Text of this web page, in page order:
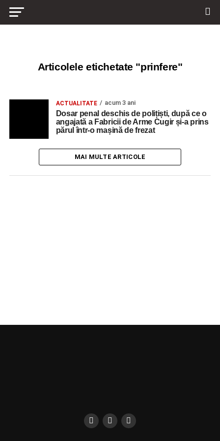
Articolele etichetate "prinfere"
ACTUALITATE acum 3 ani
Dosar penal deschis de polițiști, după ce o
angajată a Fabricii de Arme Cugir și-a prins
părul într-o mașină de frezat
MAI MULTE ARTICOLE